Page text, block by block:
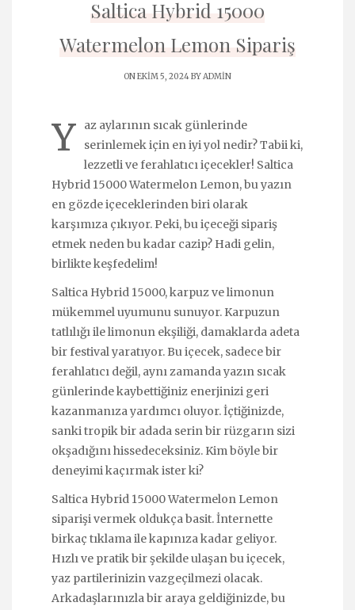
Saltica Hybrid 15000
Watermelon Lemon Sipariş
ON EKIM 5, 2024 BYADMIN
Y
az aylarının sıcak günlerinde
serinlemek için en iyi yol nedir? Tabii ki,
lezzetli ve ferahlatıcı içecekler! Saltica
Hybrid 15000 Watermelon Lemon, bu yazın
en gözde içeceklerinden biri olarak
karşımıza çıkıyor. Peki, bu içeceği sipariş
etmek neden bu kadar cazip? Hadi gelin,
birlikte keşfedelim!
Saltica Hybrid 15000, karpuz ve limonun
mükemmel uyumunu sunuyor. Karpuzun
tatlılığı ile limonun ekşiliği, damaklarda adeta
bir festival yaratıyor. Bu içecek, sadece bir
ferahlatıcı değil, aynı zamanda yazın sıcak
günlerinde kaybettiğiniz enerjinizi geri
kazanmanıza yardımcı oluyor. İçtiğinizde,
sanki tropik bir adada serin bir rüzgarın sizi
okşadığını hissedeceksiniz. Kim böyle bir
deneyimi kaçırmak ister ki?
Saltica Hybrid 15000 Watermelon Lemon
siparişi vermek oldukça basit. İnternette
birkaç tıklama ile kapınıza kadar geliyor.
Hızlı ve pratik bir şekilde ulaşan bu içecek,
yaz partilerinizin vazgeçilmezi olacak.
Arkadaşlarınızla bir araya geldiğinizde, bu